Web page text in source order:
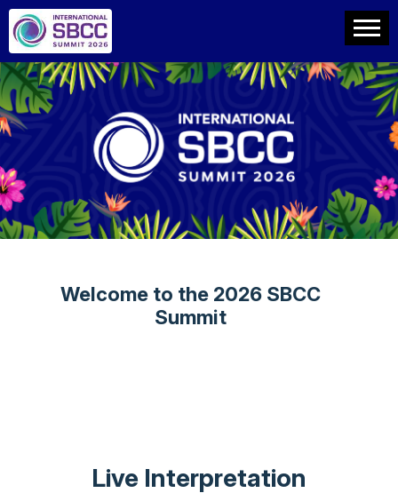
Welcome to the 2026 SBCC
Summit
Live Interpretation